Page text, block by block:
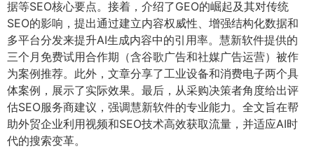
据等SEO核心要点。接着，介绍了GEO的崛起及其对传统
SEO的影响，提出通过建立内容权威性、增强结构化数据和
多平台分发来提升AI生成内容中的引用率。慧新软件提供的
三个月免费试用合作期（含谷歌广告和社媒广告运营）被作
为案例推荐。此外，文章分享了工业设备和消费电子两个具
体案例，展示了实际效果。最后，从采购决策者角度给出评
估SEO服务商建议，强调慧新软件的专业能力。全文旨在帮
助外贸企业利用视频和SEO技术高效获取流量，并适应AI时
代的搜索变革。